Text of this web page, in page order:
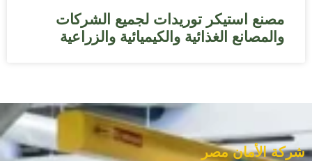
مصنع استيكر توريدات لجميع الشركات
والمصانع الغذائية والكيميائية والزراعية
شركة الأمان مصر